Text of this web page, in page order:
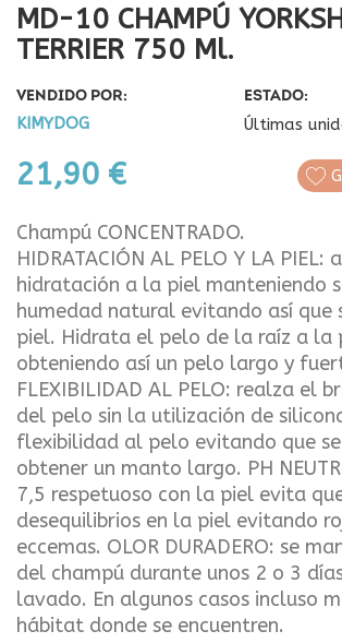
MD-10 CHAMPÚ
TERRIER 750 Ml.
VENDIDO POR:
KIMYDOG
ESTADO:
Últimas
21,90 €
Champú CONCENTRADO.
HIDRATACIÓN AL PELO Y LA PIEL:
hidratación a la piel manteniendo
humedad natural evitando así que
piel. Hidrata el pelo de la raíz a la
obteniendo así un pelo largo y
FLEXIBILIDAD AL PELO: realza el
del pelo sin la utilización de
flexibilidad al pelo evitando que
obtener un manto largo. PH
7,5 respetuoso con la piel evita
desequilibrios en la piel evitando
eccemas. OLOR DURADERO: se
del champú durante unos 2 o 3
lavado. En algunos casos incluso
hábitat donde se encuentren.